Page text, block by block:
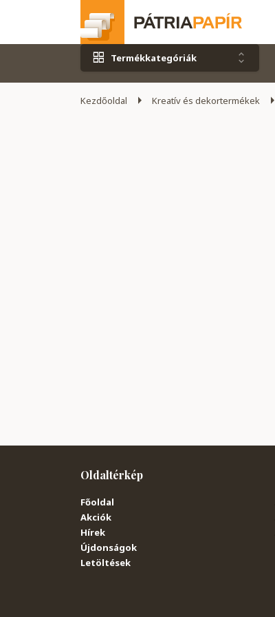
Termékkategóriák
Kezdőoldal
Kreatív és dekortermékek
Oldaltérkép
Főoldal
Akciók
Hírek
Újdonságok
Letöltések